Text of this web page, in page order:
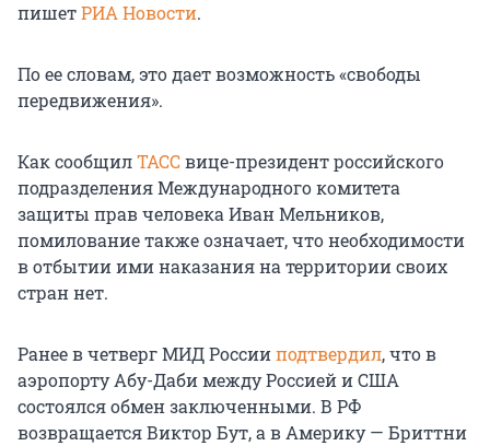
пишетРИА Новости.
По ее словам, это дает возможность «свободы
передвижения».
Как сообщилТАССвице-президент российского
подразделения Международного комитета
защиты прав человека Иван Мельников,
помилование также означает, что необходимости
в отбытии ими наказания на территории своих
стран нет.
Ранее в четверг МИД Россииподтвердил, что в
аэропорту Абу-Даби между Россией и США
состоялся обмен заключенными. В РФ
возвращается Виктор Бут, а в Америку — Бриттни